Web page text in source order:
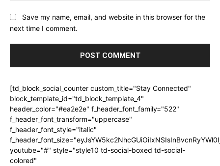
Save my name, email, and website in this browser for the
next time I comment.
[td_block_social_counter custom_title="Stay Connected"
block_template_id="td_block_template_4"
header_color="#ea2e2e" f_header_font_family="522"
f_header_font_transform="uppercase"
f_header_font_style="italic"
youtube="#" style="style10 td-social-boxed td-social-
colored"